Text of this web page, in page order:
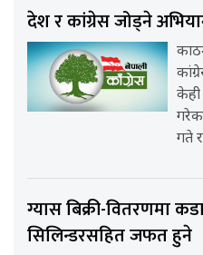
देश र कांग्रेस जोड्ने
केही
गते
ग्यास बिक्री-वितरणमा
सिलिन्डरसहित जफत हुने